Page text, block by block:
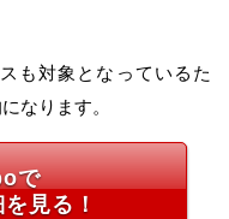
も対象となっているた
なります。
で
見る！